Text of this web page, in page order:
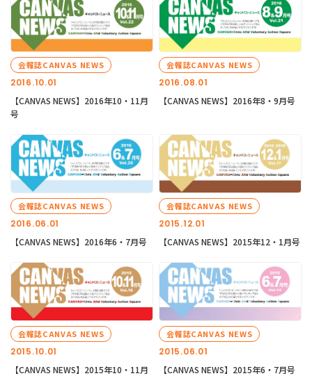
2016.10.01
会報誌CANVAS NEWS
【CANVAS NEWS】2016年10・11月
号
2016.08.01
会報誌CANVAS NEWS
【CANVAS NEWS】2016年8・9月号
2016.06.01
会報誌CANVAS NEWS
【CANVAS NEWS】2016年6・7月号
2015.12.01
会報誌CANVAS NEWS
【CANVAS NEWS】2015年12・1月号
2015.10.01
会報誌CANVAS NEWS
【CANVAS NEWS】2015年10・11月
2015.06.01
会報誌CANVAS NEWS
【CANVAS NEWS】2015年6・7月号